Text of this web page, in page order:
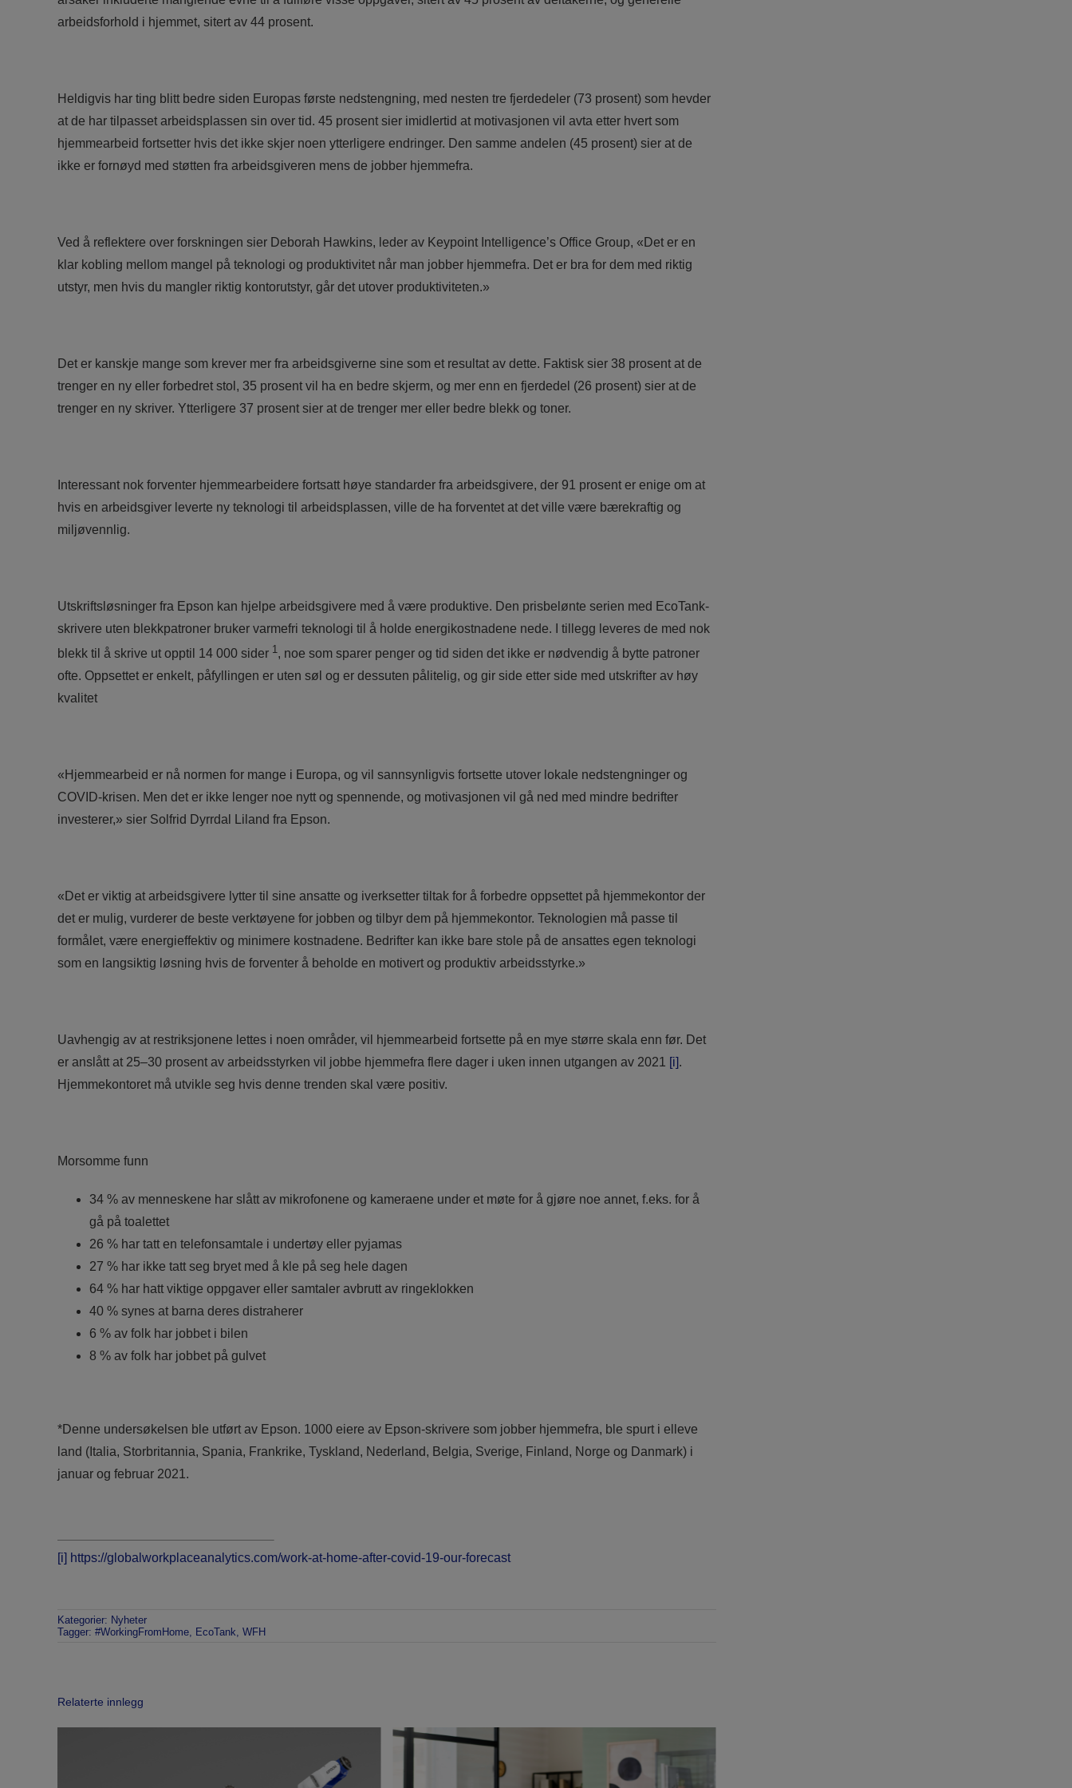
arbeidsforhold i hjemmet, sitert av 44 prosent.
Heldigvis har ting blitt bedre siden Europas første nedstengning, med nesten tre fjerdedeler (73 prosent) som hevder
at de har tilpasset arbeidsplassen sin over tid. 45 prosent sier imidlertid at motivasjonen vil avta etter hvert som
hjemmearbeid fortsetter hvis det ikke skjer noen ytterligere endringer. Den samme andelen (45 prosent) sier at de
ikke er fornøyd med støtten fra arbeidsgiveren mens de jobber hjemmefra.
Ved å reflektere over forskningen sier Deborah Hawkins, leder av Keypoint Intelligence’s Office Group, «Det er en
klar kobling mellom mangel på teknologi og produktivitet når man jobber hjemmefra. Det er bra for dem med riktig
utstyr, men hvis du mangler riktig kontorutstyr, går det utover produktiviteten.»
Det er kanskje mange som krever mer fra arbeidsgiverne sine som et resultat av dette. Faktisk sier 38 prosent at de
trenger en ny eller forbedret stol, 35 prosent vil ha en bedre skjerm, og mer enn en fjerdedel (26 prosent) sier at de
trenger en ny skriver. Ytterligere 37 prosent sier at de trenger mer eller bedre blekk og toner.
Interessant nok forventer hjemmearbeidere fortsatt høye standarder fra arbeidsgivere, der 91 prosent er enige om at
hvis en arbeidsgiver leverte ny teknologi til arbeidsplassen, ville de ha forventet at det ville være bærekraftig og
miljøvennlig.
Utskriftsløsninger fra Epson kan hjelpe arbeidsgivere med å være produktive. Den prisbelønte serien med EcoTank-
skrivere uten blekkpatroner bruker varmefri teknologi til å holde energikostnadene nede. I tillegg leveres de med nok
blekk til å skrive ut opptil 14 000 sider 1 , noe som sparer penger og tid siden det ikke er nødvendig å bytte patroner
ofte. Oppsettet er enkelt, påfyllingen er uten søl og er dessuten pålitelig, og gir side etter side med utskrifter av høy
kvalitet
«Hjemmearbeid er nå normen for mange i Europa, og vil sannsynligvis fortsette utover lokale nedstengninger og
COVID-krisen. Men det er ikke lenger noe nytt og spennende, og motivasjonen vil gå ned med mindre bedrifter
investerer,» sier Solfrid Dyrrdal Liland fra Epson.
«Det er viktig at arbeidsgivere lytter til sine ansatte og iverksetter tiltak for å forbedre oppsettet på hjemmekontor der
det er mulig, vurderer de beste verktøyene for jobben og tilbyr dem på hjemmekontor. Teknologien må passe til
formålet, være energieffektiv og minimere kostnadene. Bedrifter kan ikke bare stole på de ansattes egen teknologi
som en langsiktig løsning hvis de forventer å beholde en motivert og produktiv arbeidsstyrke.»
Uavhengig av at restriksjonene lettes i noen områder, vil hjemmearbeid fortsette på en mye større skala enn før. Det
er anslått at 25–30 prosent av arbeidsstyrken vil jobbe hjemmefra flere dager i uken innen utgangen av 2021
[i].
Hjemmekontoret må utvikle seg hvis denne trenden skal være positiv.
Morsomme funn
34 % av menneskene har slått av mikrofonene og kameraene under et møte for å gjøre noe annet, f.eks. for å
gå på toalettet
26 % har tatt en telefonsamtale i undertøy eller pyjamas
27 % har ikke tatt seg bryet med å kle på seg hele dagen
64 % har hatt viktige oppgaver eller samtaler avbrutt av ringeklokken
40 % synes at barna deres distraherer
6 % av folk har jobbet i bilen
8 % av folk har jobbet på gulvet
*Denne undersøkelsen ble utført av Epson. 1000 eiere av Epson-skrivere som jobber hjemmefra, ble spurt i elleve
land (Italia, Storbritannia, Spania, Frankrike, Tyskland, Nederland, Belgia, Sverige, Finland, Norge og Danmark) i
januar og februar 2021.
[i] https://globalworkplaceanalytics.com/work-at-home-after-covid-19-our-forecast
Kategorier: Nyheter
Tagger: #WorkingFromHome, EcoTank, WFH
Relaterte innlegg